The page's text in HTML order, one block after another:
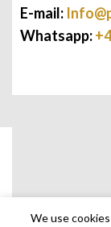
E-mail:
Whatsapp:
We use